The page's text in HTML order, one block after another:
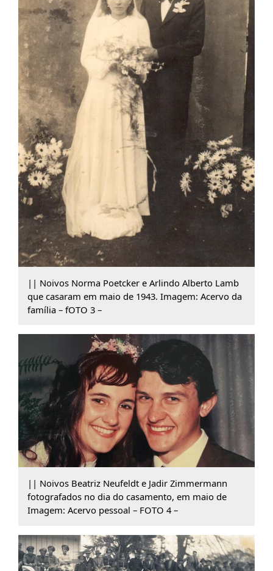
|| Noivos Norma Poetcker e Arlindo Alberto Lamb
que casaram em maio de 1943. Imagem: Acervo da
família – fOTO 3 –
|| Noivos Beatriz Neufeldt e Jadir Zimmermann
fotografados no dia do casamento, em maio de
Imagem: Acervo pessoal – FOTO 4 –